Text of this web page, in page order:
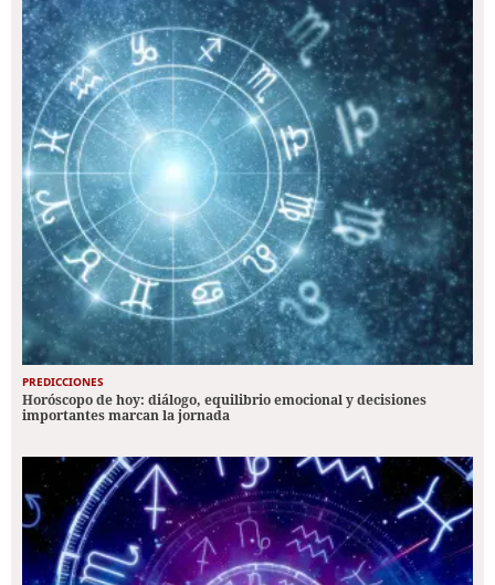
PREDICCIONES
Horóscopo de hoy: diálogo, equilibrio emocional y decisiones
importantes marcan la jornada